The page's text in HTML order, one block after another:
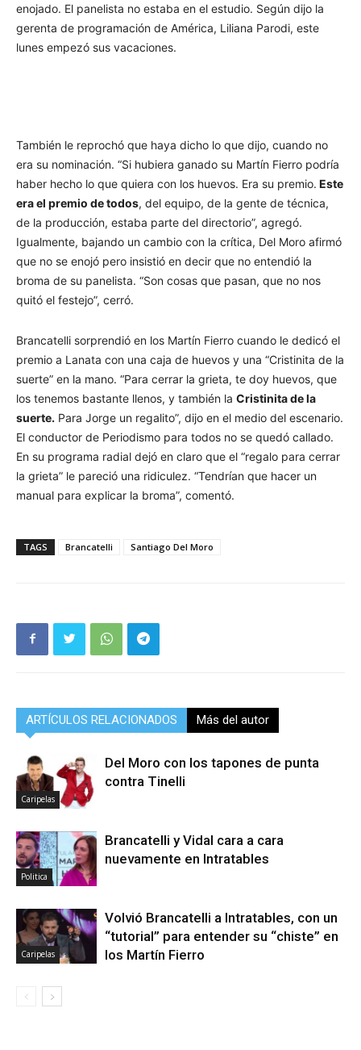
enojado. El panelista no estaba en el estudio. Según dijo la
gerenta de programación de América, Liliana Parodi, este
lunes empezó sus vacaciones.
También le reprochó que haya dicho lo que dijo, cuando no
era su nominación. “Si hubiera ganado su Martín Fierro podría
haber hecho lo que quiera con los huevos. Era su premio. Este
era el premio de todos, del equipo, de la gente de técnica,
de la producción, estaba parte del directorio”, agregó.
Igualmente, bajando un cambio con la crítica, Del Moro afirmó
que no se enojó pero insistió en decir que no entendió la
broma de su panelista. “Son cosas que pasan, que no nos
quitó el festejo”, cerró.
Brancatelli sorprendió en los Martín Fierro cuando le dedicó el
premio a Lanata con una caja de huevos y una “Cristinita de la
suerte” en la mano. “Para cerrar la grieta, te doy huevos, que
los tenemos bastante llenos, y también la Cristinita de la
suerte. Para Jorge un regalito”, dijo en el medio del escenario.
El conductor de Periodismo para todos no se quedó callado.
En su programa radial dejó en claro que el “regalo para cerrar
la grieta” le pareció una ridiculez. “Tendrían que hacer un
manual para explicar la broma”, comentó.
TAGS Brancatelli Santiago Del Moro
ARTÍCULOS RELACIONADOS Más del autor
Caripelas
Del Moro con los tapones de punta
contra Tinelli
Politica
Brancatelli y Vidal cara a cara
nuevamente en Intratables
Caripelas
Volvió Brancatelli a Intratables, con un
“tutorial” para entender su “chiste” en
los Martín Fierro